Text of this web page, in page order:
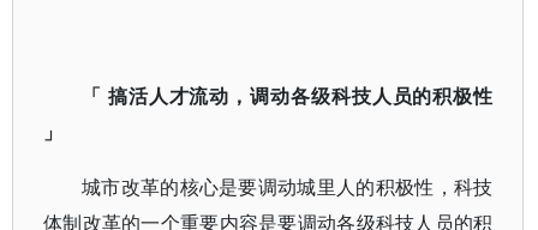
「 搞活人才流动，调动各级科技人员的积极性
」
城市改革的核心是要调动城里人的积极性，科技
体制改革的一个重要内容是要调动各级科技人员的积